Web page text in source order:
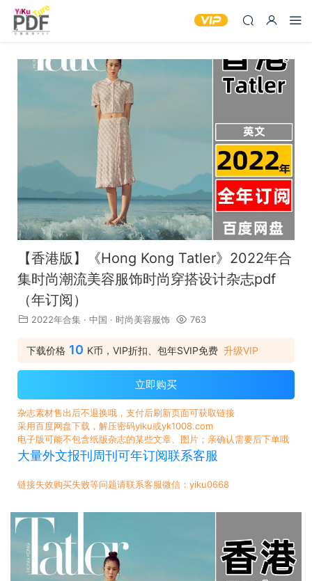
【香港版】《Hong Kong Tatler》2022年合
集时尚潮流美容服饰时尚穿搭设计杂志pdf
（年订阅）
2022年合集 · 中国 · 时尚美容服饰 763
下载价格 10 K币，VIP折扣、包年SVIP免费 升级VIP
立即购买
杂志素材售出后不退换哦，支付后刷新页面可获取链接
采用百度网盘下载，解压密码yiku或yk1008.com
电子版可能不包含纸版杂志的某些文章、图片；亲确认需要后下单哦
大量外文报刊周刊可年订阅联系客服
链接失效购买失败等问题请联系客服微信：yiku0668